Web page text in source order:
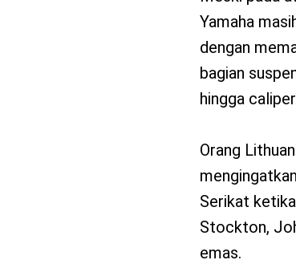
Yamaha
dengan
bagian
hingga
Orang
Serikat
Stockton,
emas.